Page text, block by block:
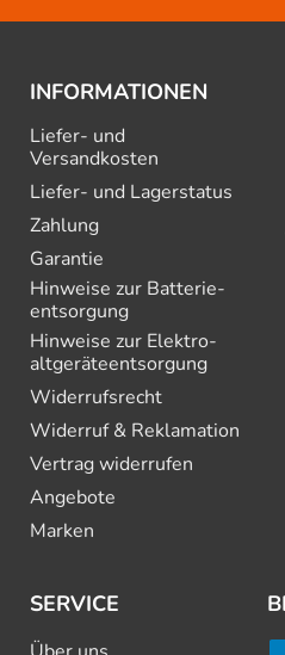
INFORMATIONEN
Liefer- und
Versandkosten
Liefer- und Lagerstatus
Zahlung
Garantie
Hinweise zur Batterie­
entsorgung
Hinweise zur Elektro­
altgeräte­entsorgung
Widerrufsrecht
Widerruf & Reklamation
Vertrag widerrufen
Angebote
Marken
SERVICE